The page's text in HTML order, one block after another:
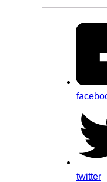
twitter